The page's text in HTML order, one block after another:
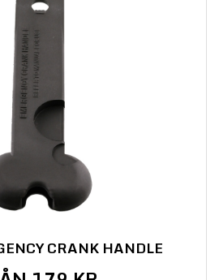
CRANK HANDLE